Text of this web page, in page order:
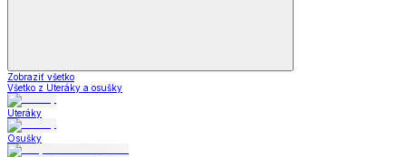
Zobraziť všetko
Všetko z Uteráky a osušky
Uteráky
Osušky